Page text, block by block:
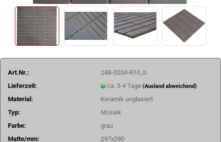
Art.Nr.:
24B-0204-R10_b
Lieferzeit:
ca. 3-4 Tage(Ausland abweichend)
Material:
Keramik unglasiert
Typ:
Mosaik
Farbe:
grau
Matte/mm:
297x290